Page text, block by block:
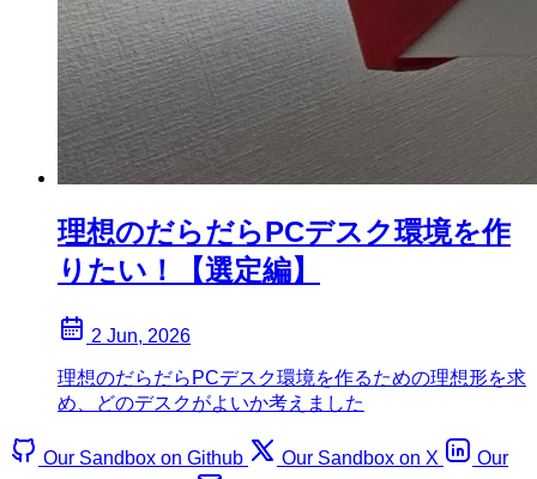
理想のだらだらPCデスク環境を作
りたい！【選定編】
2 Jun, 2026
理想のだらだらPCデスク環境を作るための理想形を求
め、どのデスクがよいか考えました
Our Sandbox on Github Our Sandbox on X
Our